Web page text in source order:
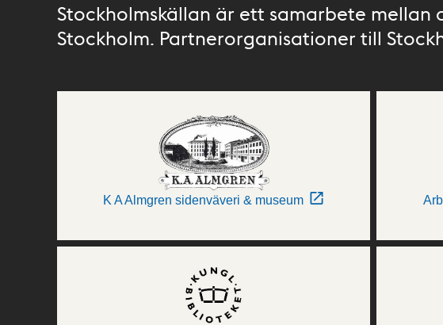
Stockholmskällan är ett samarbete mellan
Stockholm. Partnerorganisationer till
K A Almgren sidenväveri & museum